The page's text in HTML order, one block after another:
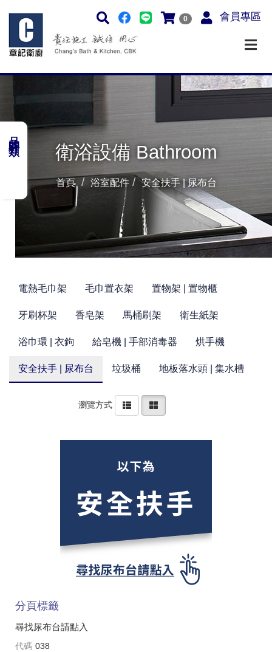
0 會員專區
衛浴設備 Bathroom
首頁 浴室配件 安全扶手 | 尿布台
品牌分類
電熱毛巾架 毛巾置衣架 置物架 | 置物櫃
牙刷杯架 香皂架 馬桶刷架 衛生紙架
浴巾環 | 衣鉤 給皂機 | 手部消毒器 烘手機
安全扶手 | 尿布台 垃圾桶 地板落水頭 | 集水槽
瀏覽方式
分頁標籤
尋找尿布台請點入
代碼 038